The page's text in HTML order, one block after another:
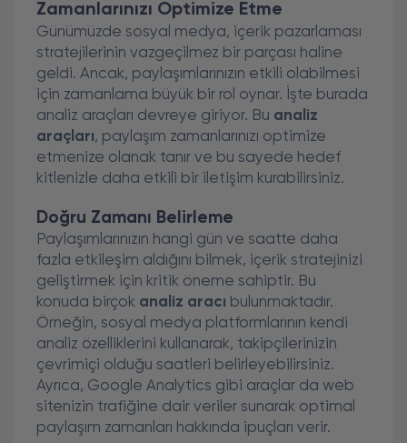
Zamanlarınızı Optimize Etme
Günümüzde sosyal medya, içerik pazarlaması
stratejilerinin vazgeçilmez bir parçası haline
geldi. Ancak, paylaşımlarınızın etkili olabilmesi
için zamanlama büyük bir rol oynar. İşte burada
analiz araçları devreye giriyor. Bu analiz
araçları, paylaşım zamanlarınızı optimize
etmenize olanak tanır ve bu sayede hedef
kitlenizle daha etkili bir iletişim kurabilirsiniz.
Doğru Zamanı Belirleme
Paylaşımlarınızın hangi gün ve saatte daha
fazla etkileşim aldığını bilmek, içerik stratejinizi
geliştirmek için kritik öneme sahiptir. Bu
konuda birçok analiz aracı bulunmaktadır.
Örneğin, sosyal medya platformlarının kendi
analiz özelliklerini kullanarak, takipçilerinizin
çevrimiçi olduğu saatleri belirleyebilirsiniz.
Ayrıca, Google Analytics gibi araçlar da web
sitenizin trafiğine dair veriler sunarak optimal
paylaşım zamanları hakkında ipuçları verir.